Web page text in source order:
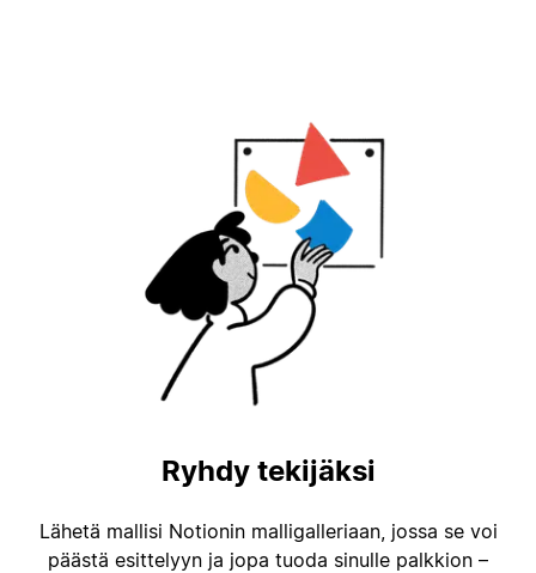
Ryhdy tekijäksi
Lähetä mallisi Notionin malligalleriaan, jossa se voi
päästä esittelyyn ja jopa tuoda sinulle palkkion –